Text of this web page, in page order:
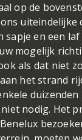
op de
uiteindelijke
sapje en een
mogelijk
als dat niet
het strand
duizenden
nodig. Het